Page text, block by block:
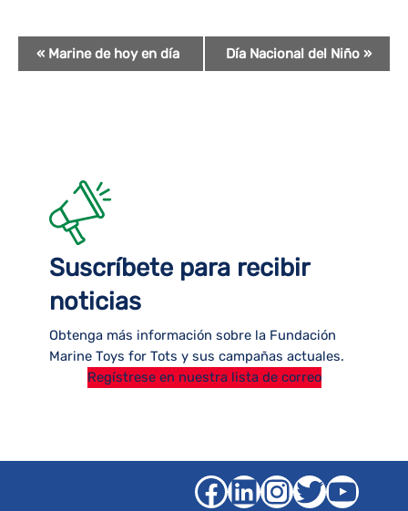
Evento
« Marine de hoy en día Día Nacional del Niño »
Suscríbete para recibir
noticias
Obtenga más información sobre la Fundación
Marine Toys for Tots y sus campañas actuales.
Regístrese en nuestra lista de correo
Facebook
LinkedIn
Gorjeo